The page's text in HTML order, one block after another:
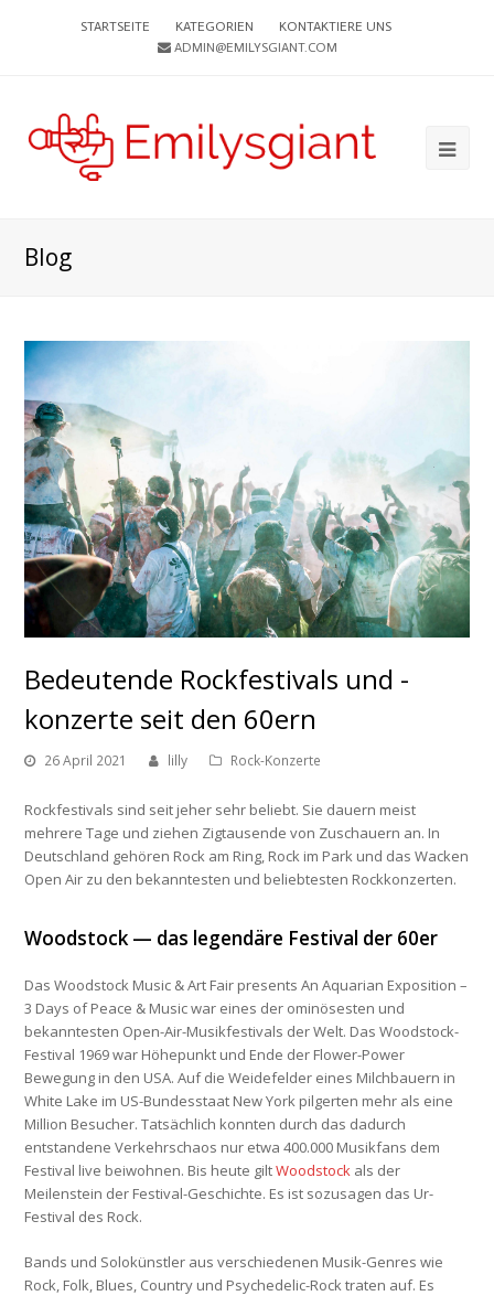
STARTSEITE KATEGORIEN
KONTAKTIERE UNS
ADMIN@EMILYSGIANT.COM
Blog
Bedeutende Rockfestivals und -
konzerte seit den 60ern
26 April 2021 lilly Rock-Konzerte
Rockfestivals sind seit jeher sehr beliebt. Sie dauern meist
mehrere Tage und ziehen Zigtausende von Zuschauern an. In
Deutschland gehören Rock am Ring, Rock im Park und dasWacken
Open Air zu den bekanntesten und beliebtesten Rockkonzerten.
Woodstock — das legendäre Festival der 60er
DasWoodstock Music & Art Fair presents An Aquarian Exposition –
3 Days of Peace & Musicwar eines der ominösesten und
bekanntesten Open-Air-Musikfestivals der Welt. Das Woodstock-
Festival 1969 war Höhepunkt und Ende der Flower-Power
Bewegung in den USA. Auf die Weidefelder eines Milchbauern in
White Lake im US-Bundesstaat New York pilgerten mehr als eine
Million Besucher. Tatsächlich konnten durch das dadurch
entstandene Verkehrschaos nur etwa 400.000 Musikfans dem
Festival live beiwohnen. Bis heute giltWoodstock als der
Meilenstein der Festival-Geschichte. Es ist sozusagen das Ur-
Festival des Rock.
Bands und Solokünstler aus verschiedenen Musik-Genres wie
Rock, Folk, Blues, Country und Psychedelic-Rock traten auf. Es